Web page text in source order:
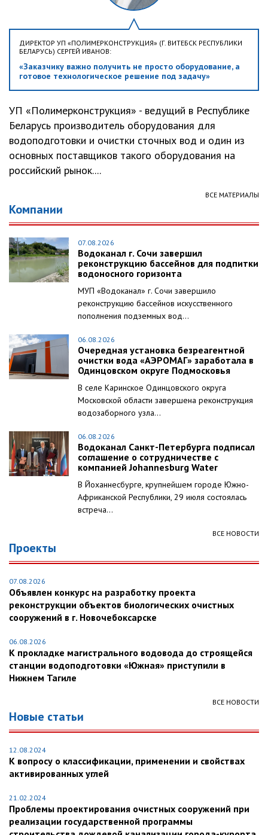
ДИРЕКТОР УП «ПОЛИМЕРКОНСТРУКЦИЯ» (Г. ВИТЕБСК РЕСПУБЛИКИ
БЕЛАРУСЬ) СЕРГЕЙ ИВАНОВ:
«Заказчику важно получить не просто оборудование, а
готовое технологическое решение под задачу»
УП «Полимерконструкция» - ведущий в Республике
Беларусь производитель оборудования для
водоподготовки и очистки сточных вод и один из
основных поставщиков такого оборудования на
российский рынок....
ВСЕ МАТЕРИАЛЫ
Компании
07.08.2026
Водоканал г. Сочи завершил
реконструкцию бассейнов для подпитки
водоносного горизонта
МУП «Водоканал» г. Сочи завершило
реконструкцию бассейнов искусственного
пополнения подземных вод...
06.08.2026
Очередная установка безреагентной
очистки вода «АЭРОМАГ» заработала в
Одинцовском округе Подмосковья
В селе Каринское Одинцовского округа
Московской области завершена реконструкция
водозаборного узла...
06.08.2026
Водоканал Санкт-Петербурга подписал
соглашение о сотрудничестве с
компанией Johannesburg Water
В Йоханнесбурге, крупнейшем городе Южно-
Африканской Республики, 29 июля состоялась
встреча...
ВСЕ НОВОСТИ
Проекты
07.08.2026
Объявлен конкурс на разработку проекта
реконструкции объектов биологических очистных
сооружений в г. Новочебоксарске
06.08.2026
К прокладке магистрального водовода до строящейся
станции водоподготовки «Южная» приступили в
Нижнем Тагиле
ВСЕ НОВОСТИ
Новые статьи
12.08.2024
К вопросу о классификации, применении и свойствах
активированных углей
21.02.2024
Проблемы проектирования очистных сооружений при
реализации государственной программы